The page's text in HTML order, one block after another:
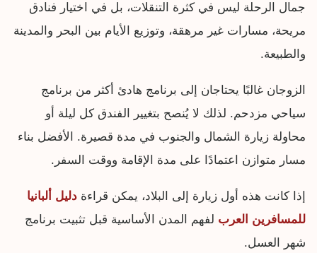
جمال الرحلة ليس في كثرة التنقلات، بل في اختيار فنادق
مريحة، مسارات غير مرهقة، وتوزيع الأيام بين البحر والمدينة
والطبيعة.
الزوجان غالبًا يحتاجان إلى برنامج هادئ أكثر من برنامج
سياحي مزدحم. لذلك لا يُنصح بتغيير الفندق كل ليلة أو
محاولة زيارة الشمال والجنوب في مدة قصيرة. الأفضل بناء
مسار متوازن اعتمادًا على مدة الإقامة ووقت السفر.
إذا كانت هذه أول زيارة إلى البلاد، يمكن قراءة دليل ألبانيا
للمسافرين العرب لفهم المدن الأساسية قبل تثبيت برنامج
شهر العسل.